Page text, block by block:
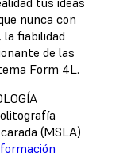
nunca con
fiabilidad
de las
Form 4L.
(MSLA)